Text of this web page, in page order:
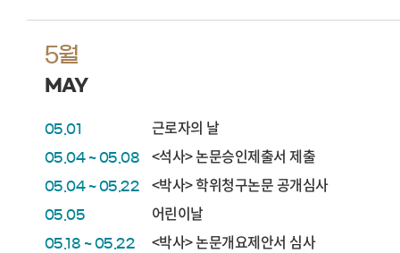
5월
MAY
05.01 근로자의 날
05.04 ~ 05.08 <석사> 논문승인제출서 제출
05.04 ~ 05.22 <박사> 학위청구논문 공개심사
05.05 어린이날
05.18 ~ 05.22 <박사> 논문개요제안서 심사